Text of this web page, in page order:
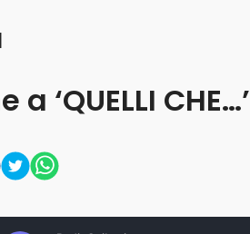
‘QUELLI CHE…’